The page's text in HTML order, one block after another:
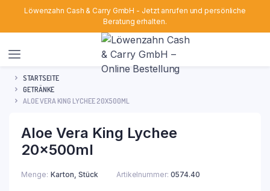
Löwenzahn Cash & Carry GmbH - Jetzt anrufen und persönliche
Beratung erhalten.
STARTSEITE
GETRÄNKE
ALOE VERA KING LYCHEE 20X500ML
Aloe Vera King Lychee
20x500ml
Menge Karton, Stück Artikelnummer: 0574.40